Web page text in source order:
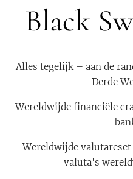
Black
Alles tegelijk – aan de
Derde
Wereldwijde financiële
Wereldwijde
valuta's